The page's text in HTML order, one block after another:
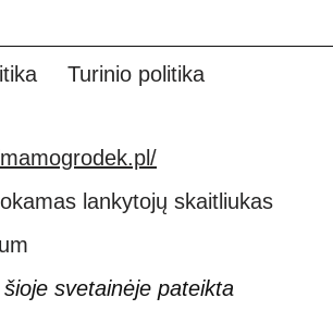
Turinio politika
svetainėje pateikta